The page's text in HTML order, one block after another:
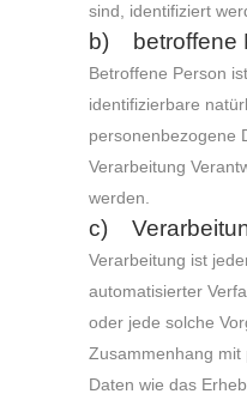
sind, identifiziert
b) betroffene
Betroffene Person
identifizierbare
personenbezogene
Verarbeitung
werden.
c)
Verarbeitung ist
automatisierter
oder jede solche
Zusammenhang mit
Daten wie das